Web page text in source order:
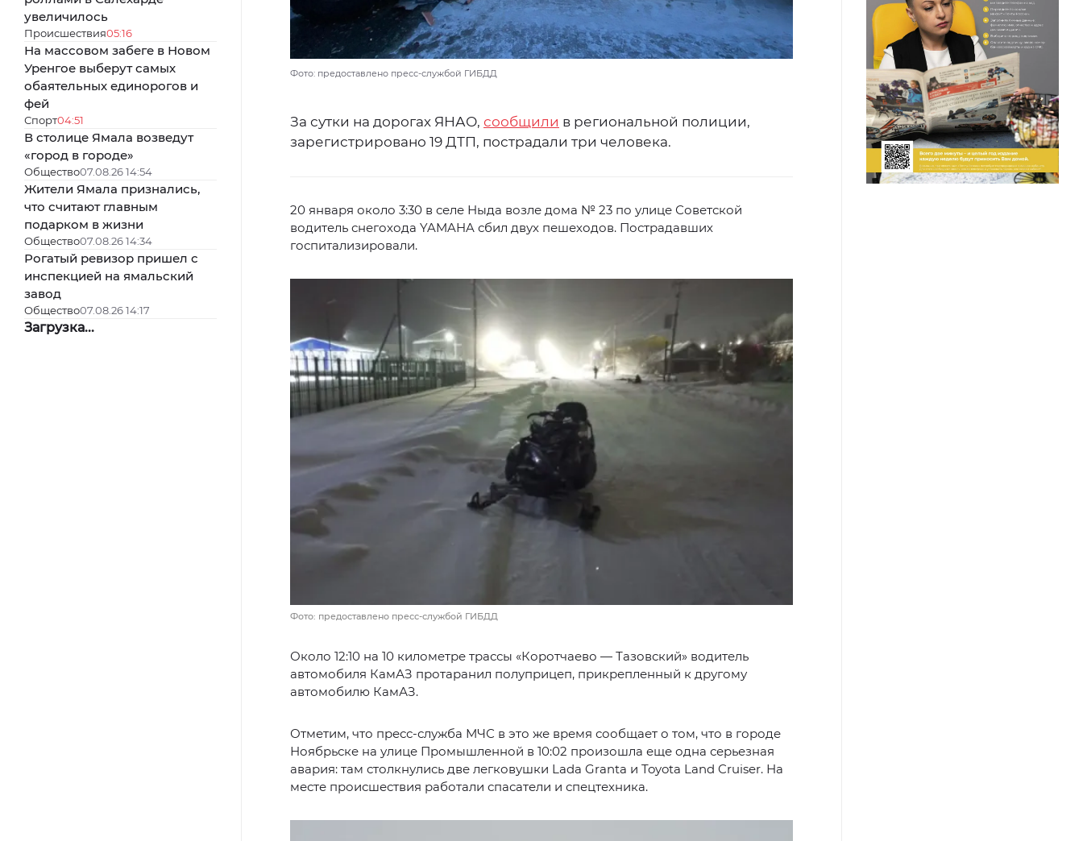
увеличилось
Происшествия05:16
На массовом забеге в Новом
Уренгое выберут самых
обаятельных единорогов и
фей
Спорт04:51
В столице Ямала возведут
«город в городе»
Общество07.08.26 14:54
Жители Ямала признались,
что считают главным
подарком в жизни
Общество07.08.26 14:34
Рогатый ревизор пришел с
инспекцией на ямальский
завод
Общество07.08.26 14:17
Загрузка...
Фото: предоставлено пресс-службой ГИБДД
За сутки на дорогах ЯНАО, сообщили в региональной полиции,
зарегистрировано 19 ДТП, пострадали три человека.
20 января около 3:30 в селе Ныда возле дома № 23 по улице Советской
водитель снегохода YAMAHA сбил двух пешеходов. Пострадавших
госпитализировали.
Фото: предоставлено пресс-службой ГИБДД
Около 12:10 на 10 километре трассы «Коротчаево — Тазовский» водитель
автомобиля КамАЗ протаранил полуприцеп, прикрепленный к другому
автомобилю КамАЗ.
Отметим, что пресс-служба МЧС в это же время сообщает о том, что в городе
Ноябрьске на улице Промышленной в 10:02 произошла еще одна серьезная
авария: там столкнулись две легковушки Lada Granta и Toyota Land Cruiser. На
месте происшествия работали спасатели и спецтехника.